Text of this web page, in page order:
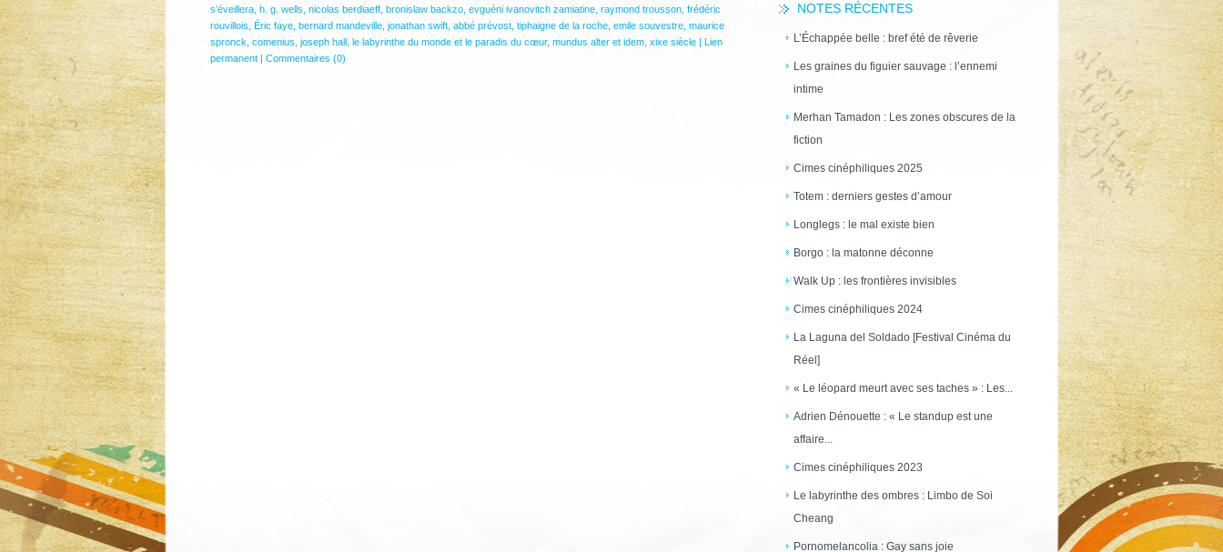
NOTES RÉCENTES
L’Échappée belle : bref été de rêverie
Les graines du figuier sauvage : l’ennemi
intime
Merhan Tamadon : Les zones obscures de la
fiction
Cimes cinéphiliques 2025
Totem : derniers gestes d’amour
Longlegs : le mal existe bien
Borgo : la matonne déconne
Walk Up : les frontières invisibles
Cimes cinéphiliques 2024
La Laguna del Soldado [Festival Cinéma du
Réel]
« Le léopard meurt avec ses taches » : Les...
Adrien Dénouette : « Le standup est une
affaire...
Cimes cinéphiliques 2023
Le labyrinthe des ombres : Limbo de Soi
Cheang
Pornomelancolia : Gay sans joie
s’éveillera, h. g. wells nicolas berdiaeff, bronislaw backzo, evguéni ivanovitch zamiatine, raymond trousson, frédéric
rouvillois Éric faye, bernard mandeville, jonathan swift, abbé prévost, tiphaigne de la roche, emile souvestre, maurice
spronck comenius joseph hall, le labyrinthe du monde et le paradis du cœur, mundus alter et idem, xixe siècle| Lien
permanent| Commentaires (0)